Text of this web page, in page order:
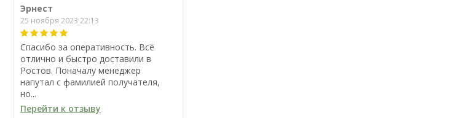
Эрнест
25 ноября 2023 22:13
Спасибо за оперативность. Всё
отлично и быстро доставили в
Ростов. Поначалу менеджер
напутал с фамилией получателя,
но...
Перейти к отзыву